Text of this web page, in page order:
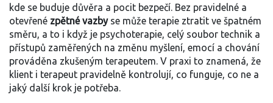
kde se buduje důvěra a pocit bezpečí. Bez pravidelné a
otevřené zpětné vazbyse může terapie ztratit ve špatném
směru, a to i když je psychoterapie, celý soubor technik a
přístupů zaměřených na změnu myšlení, emocí a chování
prováděna zkušeným terapeutem. V praxi to znamená, že
klient i terapeut pravidelně kontrolují, co funguje, co ne a
jaký další krok je potřeba.